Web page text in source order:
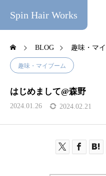
Spin Hair Works
BLOG 趣味・マ
趣味・マイブーム
はじめまして@森野
2024.01.26 2024.02.21